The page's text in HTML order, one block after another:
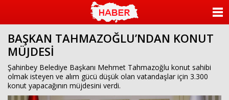
BAŞKAN TAHMAZOĞLU’NDAN KONUT
MÜJDESİ
Şahinbey Belediye Başkanı Mehmet Tahmazoğlu konut sahibi
olmak isteyen ve alım gücü düşük olan vatandaşlar için 3.300
konut yapacağının müjdesini verdi.
KATEGORİLER